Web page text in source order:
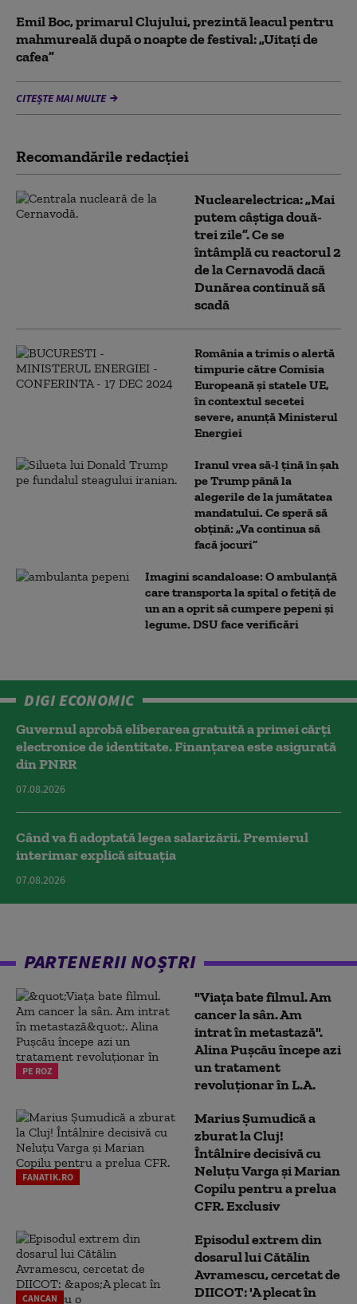
Emil Boc, primarul Clujului, prezintă leacul pentru
mahmureală după o noapte de festival: „Uitați de
cafea”
CITEȘTE MAI MULTE
Recomandările redacţiei
Nuclearelectrica: „Mai
putem câștiga două-
trei zile”. Ce se
întâmplă cu reactorul 2
de la Cernavodă dacă
Dunărea continuă să
scadă
România a trimis o alertă
timpurie către Comisia
Europeană și statele UE,
în contextul secetei
severe, anunță Ministerul
Energiei
Iranul vrea să-l țină în șah
pe Trump până la
alegerile de la jumătatea
mandatului. Ce speră să
obțină: „Va continua să
facă jocuri”
Imagini scandaloase: O ambulanță
care transporta la spital o fetiță de
un an a oprit să cumpere pepeni și
legume. DSU face verificări
DIGI ECONOMIC
Guvernul aprobă eliberarea gratuită a primei cărţi
electronice de identitate. Finanțarea este asigurată
din PNRR
07.08.2026
Când va fi adoptată legea salarizării. Premierul
interimar explică situația
07.08.2026
PARTENERII NOȘTRI
PE ROZ
"Viața bate filmul. Am
cancer la sân. Am
intrat în metastază".
Alina Pușcău începe azi
un tratament
revoluționar în L.A.
FANATIK.RO
Marius Şumudică a
zburat la Cluj!
Întâlnire decisivă cu
Neluţu Varga şi Marian
Copilu pentru a prelua
CFR. Exclusiv
CANCAN
Episodul extrem din
dosarul lui Cătălin
Avramescu, cercetat de
DIICOT: 'A plecat în